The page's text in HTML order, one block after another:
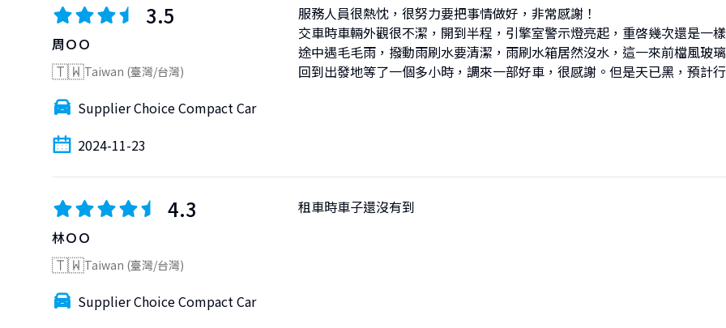
3.5
周ＯＯ
🇹🇼Taiwan (臺灣/台灣)
Supplier Choice Compact Car
2024-11-23
服務人員很熱忱，很努力要把事情做好，非常感謝！
交車時車輛外觀很不潔，開到半程，引擎室警示燈亮起，重啓幾次還是一
途中遇毛毛雨，撥動雨刷水要清潔，雨刷水箱居然沒水，這一來前檔風玻
回到出發地等了一個多小時，調來一部好車，很感謝。但是天已黑，預計
4.3
林ＯＯ
🇹🇼Taiwan (臺灣/台灣)
Supplier Choice Compact Car
租車時車子還沒有到